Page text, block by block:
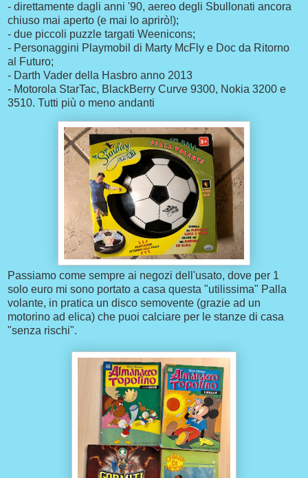
- direttamente dagli anni '90, aereo degli Sbullonati ancora
chiuso mai aperto (e mai lo aprirò!);
- due piccoli puzzle targati Weenicons;
- Personaggini Playmobil di Marty McFly e Doc da Ritorno
al Futuro;
- Darth Vader della Hasbro anno 2013
- Motorola StarTac, BlackBerry Curve 9300, Nokia 3200 e
3510. Tutti più o meno andanti
Passiamo come sempre ai negozi dell'usato, dove per 1
solo euro mi sono portato a casa questa "utilissima" Palla
volante, in pratica un disco semovente (grazie ad un
motorino ad elica) che puoi calciare per le stanze di casa
"senza rischi".